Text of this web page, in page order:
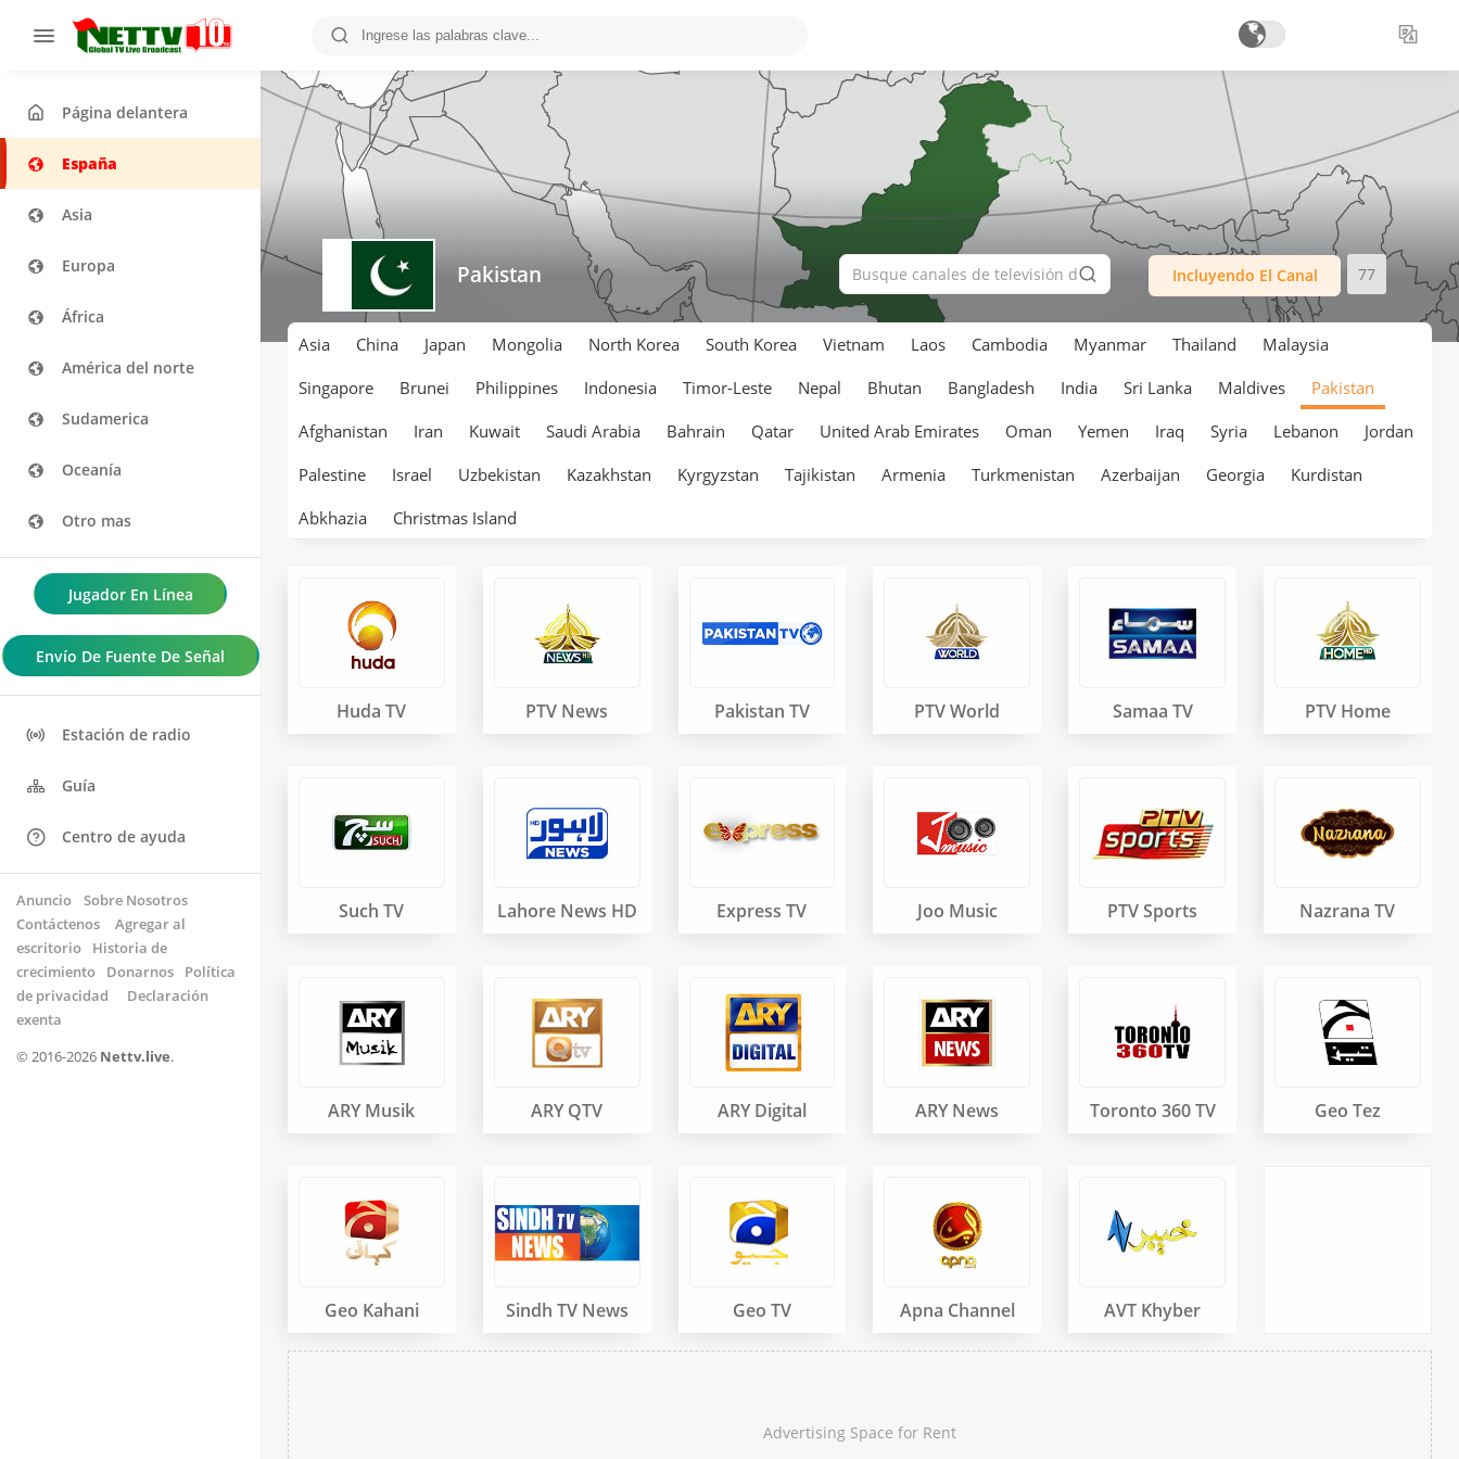
Página delantera
España
Asia
Europa
África
América del norte
Sudamerica
Oceanía
Otro mas
Jugador En Línea
Envío De Fuente De Señal
Estación de radio
Guía
Centro de ayuda
Anuncio
Sobre Nosotros
Contáctenos
Agregar al
escritorio
Historia de
crecimiento
Donarnos
Política
de privacidad
Declaración
exenta
© 2016-2026 Nettv.live.
Pakistan Incluyendo El Canal 77
Asia China Japan Mongolia North Korea South Korea Vietnam Laos Cambodia Myanmar Thailand
Malaysia
Singapore
Brunei Philippines Indonesia Timor-Leste Nepal Bhutan Bangladesh India Sri Lanka Maldives
Pakistan
Afghanistan
Iran Kuwait Saudi Arabia Bahrain Qatar United Arab Emirates Oman Yemen Iraq Syria Lebanon
Jordan
Palestine
Israel Uzbekistan Kazakhstan Kyrgyzstan Tajikistan Armenia Turkmenistan Azerbaijan Georgia
Kurdistan
Abkhazia
Christmas Island
Huda TV PTV News Pakistan TV PTV World Samaa TV PTV Home
Such TV Lahore News HD Express TV Joo Music PTV Sports Nazrana TV
ARY Musik ARY QTV ARY Digital ARY News Toronto 360 TV Geo Tez
Geo Kahani Sindh TV News Geo TV Apna Channel AVT Khyber
Advertising Space for Rent